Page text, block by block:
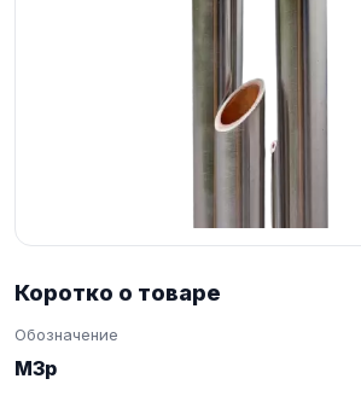
Коротко о товаре
Обозначение
М3р